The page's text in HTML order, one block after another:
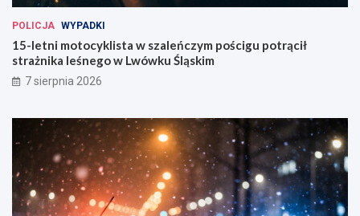
POLICJA WYPADKI
15-letni motocyklista w szaleńczym pościgu potrącił
strażnika leśnego w Lwówku Śląskim
7 sierpnia 2026